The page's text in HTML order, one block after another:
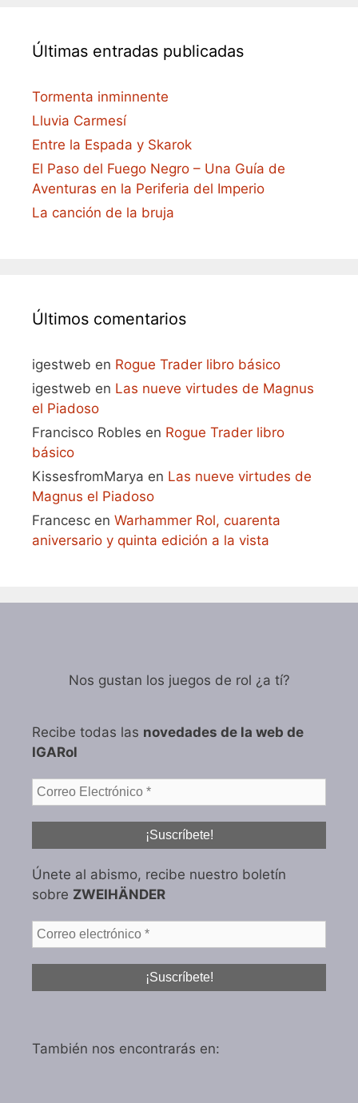
Últimas entradas publicadas
Tormenta inminnente
Lluvia Carmesí
Entre la Espada y Skarok
El Paso del Fuego Negro – Una Guía de
Aventuras en la Periferia del Imperio
La canción de la bruja
Últimos comentarios
igestweb en Rogue Trader libro básico
igestweb en Las nueve virtudes de Magnus
el Piadoso
Francisco Robles en Rogue Trader libro
básico
KissesfromMarya en Las nueve virtudes de
Magnus el Piadoso
Francesc en Warhammer Rol, cuarenta
aniversario y quinta edición a la vista
Nos gustan los juegos de rol ¿a tí?
Recibe todas las novedades de la web de
IGARol
Únete al abismo, recibe nuestro boletín
sobre ZWEIHÄNDER
También nos encontrarás en: